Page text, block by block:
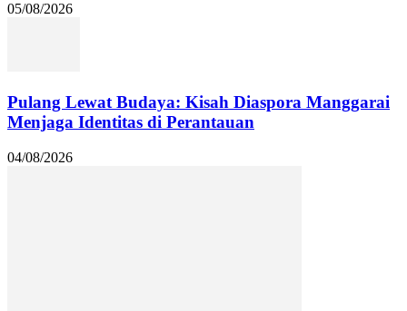
05/08/2026
Pulang Lewat Budaya: Kisah Diaspora Manggarai
Menjaga Identitas di Perantauan
04/08/2026